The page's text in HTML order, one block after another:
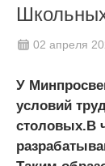
02 апреля
У
условий
столовых.В